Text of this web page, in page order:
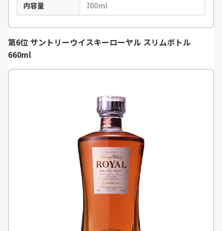
内容量
700ml
第6位 サントリーウイスキーローヤル スリムボトル
660ml